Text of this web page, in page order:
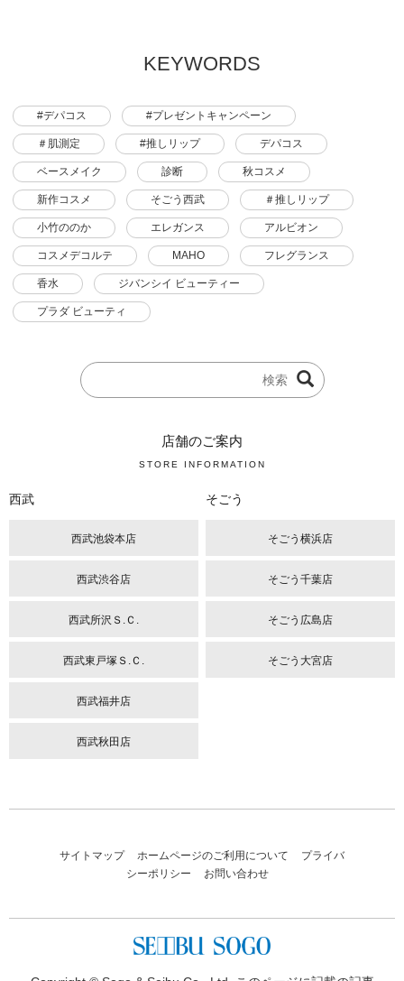
KEYWORDS
#デパコス #プレゼントキャンペーン
＃肌測定 #推しリップ デパコス
ベースメイク 診断 秋コスメ
新作コスメ そごう西武 ＃推しリップ
小竹ののか エレガンス アルビオン
コスメデコルテ MAHO フレグランス
香水 ジバンシイ ビューティー
プラダ ビューティ
店舗のご案内
STORE INFORMATION
西武
西武池袋本店
西武渋谷店
西武所沢Ｓ.Ｃ.
西武東戸塚Ｓ.Ｃ.
西武福井店
西武秋田店
そごう
そごう横浜店
そごう千葉店
そごう広島店
そごう大宮店
サイトマップ ホームページのご利用について
プライバ
シーポリシー
お問い合わせ